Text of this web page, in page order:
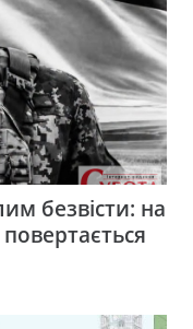
безвісти: на